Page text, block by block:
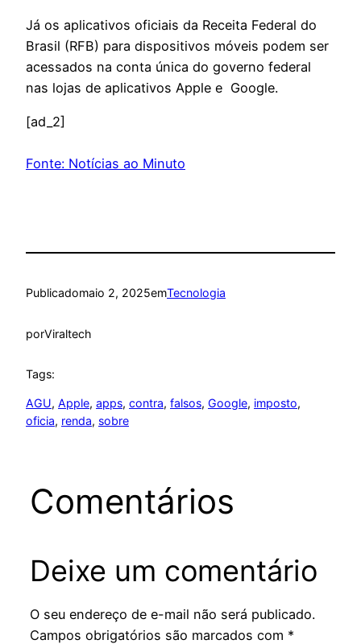
Já os aplicativos oficiais da Receita Federal do
Brasil (RFB) para dispositivos móveis podem ser
acessados na conta única do governo federal
nas lojas de aplicativos Apple e Google.
[ad_2]
Fonte: Notícias ao Minuto
Publicadomaio 2, 2025emTecnologia
porViraltech
Tags:
AGU, Apple, apps, contra, falsos, Google, imposto
oficia, renda, sobre
Comentários
Deixe um comentário
O seu endereço de e-mail não será publicado.
Campos obrigatórios são marcados com *